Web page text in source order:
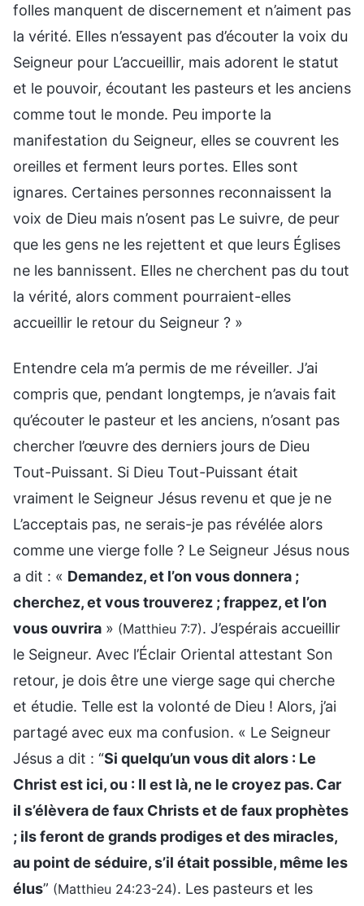
folles manquent de discernement et n’aiment pas
la vérité. Elles n’essayent pas d’écouter la voix du
Seigneur pour L’accueillir, mais adorent le statut
et le pouvoir, écoutant les pasteurs et les anciens
comme tout le monde. Peu importe la
manifestation du Seigneur, elles se couvrent les
oreilles et ferment leurs portes. Elles sont
ignares. Certaines personnes reconnaissent la
voix de Dieu mais n’osent pas Le suivre, de peur
que les gens ne les rejettent et que leurs Églises
ne les bannissent. Elles ne cherchent pas du tout
la vérité, alors comment pourraient-elles
accueillir le retour du Seigneur ? »
Entendre cela m’a permis de me réveiller. J’ai
compris que, pendant longtemps, je n’avais fait
qu’écouter le pasteur et les anciens, n’osant pas
chercher l’œuvre des derniers jours de Dieu
Tout-Puissant. Si Dieu Tout-Puissant était
vraiment le Seigneur Jésus revenu et que je ne
L’acceptais pas, ne serais-je pas révélée alors
comme une vierge folle ? Le Seigneur Jésus nous
a dit : « Demandez, et l’on vous donnera ;
cherchez, et vous trouverez ; frappez, et l’on
vous ouvrira » (Matthieu 7:7). J’espérais accueillir
le Seigneur. Avec l’Éclair Oriental attestant Son
retour, je dois être une vierge sage qui cherche
et étudie. Telle est la volonté de Dieu ! Alors, j’ai
partagé avec eux ma confusion. « Le Seigneur
Jésus a dit : “Si quelqu’un vous dit alors : Le
Christ est ici, ou : Il est là, ne le croyez pas. Car
il s’élèvera de faux Christs et de faux prophètes
; ils feront de grands prodiges et des miracles,
au point de séduire, s’il était possible, même les
élus” (Matthieu 24:23-24). Les pasteurs et les